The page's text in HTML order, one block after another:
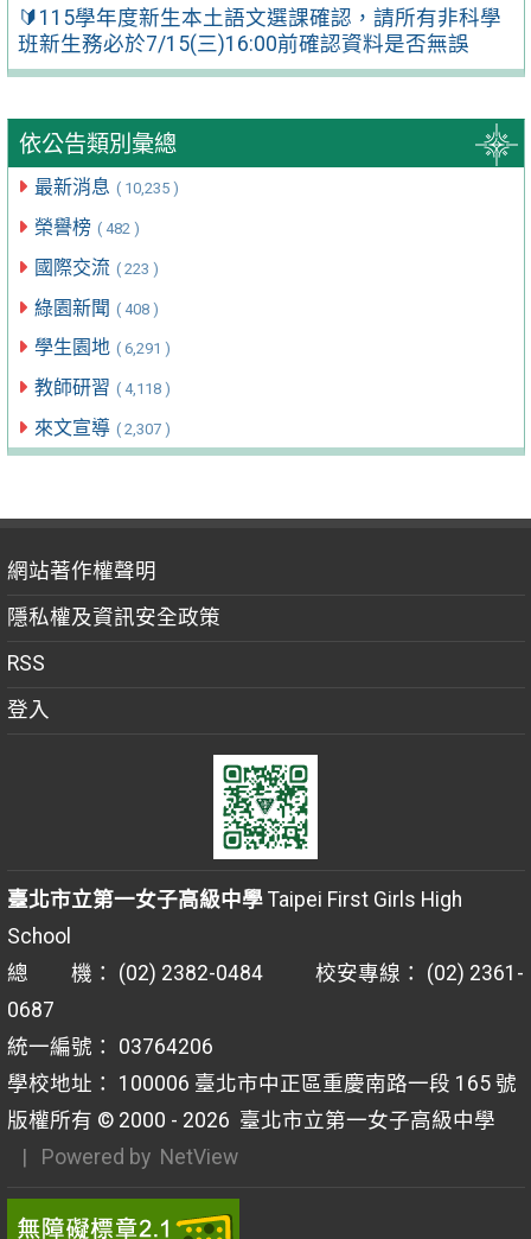
🔰115學年度新生本土語文選課確認，請所有非科學
班新生務必於7/15(三)16:00前確認資料是否無誤
依公告類別彙總
最新消息 ( 10,235 )
榮譽榜 ( 482 )
國際交流 ( 223 )
綠園新聞 ( 408 )
學生園地 ( 6,291 )
教師研習 ( 4,118 )
來文宣導 ( 2,307 )
網站著作權聲明
隱私權及資訊安全政策
RSS
登入
臺北市立第一女子高級中學Taipei First Girls High
School
總 機： (02) 2382-0484 校安專線： (02) 2361-
0687
統一編號： 03764206
學校地址： 100006 臺北市中正區重慶南路一段 165 號
版權所有 © 2000 - 2026 臺北市立第一女子高級中學
| Powered by NetView